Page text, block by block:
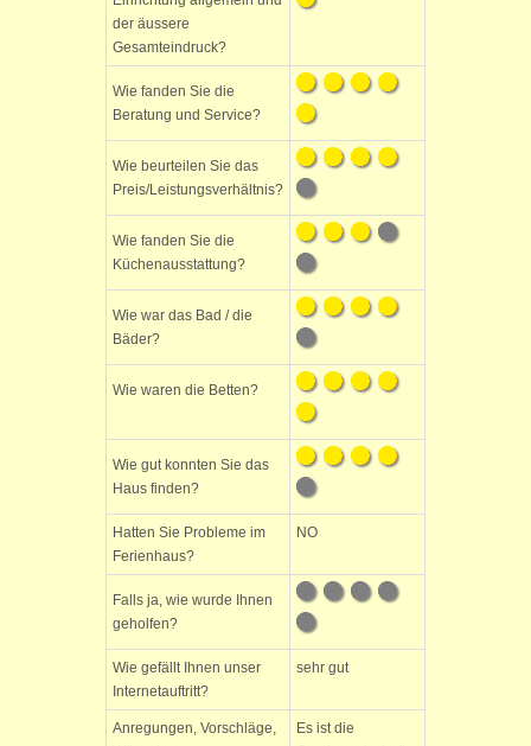
der äussere
Gesamteindruck?
Wie fanden Sie die
Beratung und Service?
Wie beurteilen Sie das
Preis/Leistungsverhältnis?
Wie fanden Sie die
Küchenausstattung?
Wie war das Bad / die
Bäder?
Wie waren die Betten?
Wie gut konnten Sie das
Haus finden?
Hatten Sie Probleme im
Ferienhaus?
NO
Falls ja, wie wurde Ihnen
geholfen?
Wie gefällt Ihnen unser
Internetauftritt?
sehr gut
Anregungen, Vorschläge,
Es ist die